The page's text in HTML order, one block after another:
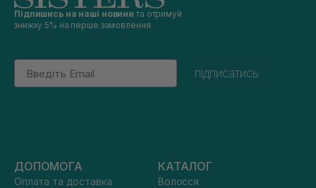
Підпишись на наші новини та отримуй
знижку 5% на перше замовлення
Email
підписатись
ДОПОМОГА
Оплата та доставка
КАТАЛОГ
Волосся